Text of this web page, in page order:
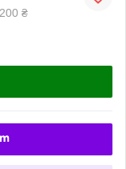
₴